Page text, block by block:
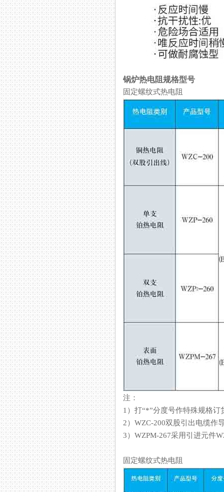
锅炉热电阻规格型号
固定螺纹式热电阻
注：
1）打“*”分度号作特殊规格订货
2）WZC-200双股引出电缆作导线
3）WZPM-267采用引进元件
固定螺纹式热电阻